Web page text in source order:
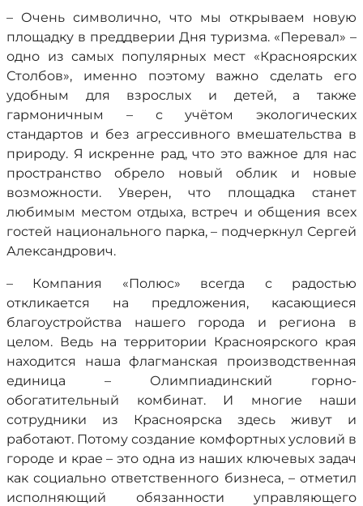
– Очень символично, что мы открываем новую
площадку в преддверии Дня туризма. «Перевал» –
одно из самых популярных мест «Красноярских
Столбов», именно поэтому важно сделать его
удобным для взрослых и детей, а также
гармоничным – с учётом экологических
стандартов и без агрессивного вмешательства в
природу. Я искренне рад, что это важное для нас
пространство обрело новый облик и новые
возможности. Уверен, что площадка станет
любимым местом отдыха, встреч и общения всех
гостей национального парка, – подчеркнул Сергей
Александрович.
– Компания «Полюс» всегда с радостью
откликается на предложения, касающиеся
благоустройства нашего города и региона в
целом. Ведь на территории Красноярского края
находится наша флагманская производственная
единица – Олимпиадинский горно-
обогатительный комбинат. И многие наши
сотрудники из Красноярска здесь живут и
работают. Потому создание комфортных условий в
городе и крае – это одна из наших ключевых задач
как социально ответственного бизнеса, – отметил
исполняющий обязанности управляющего